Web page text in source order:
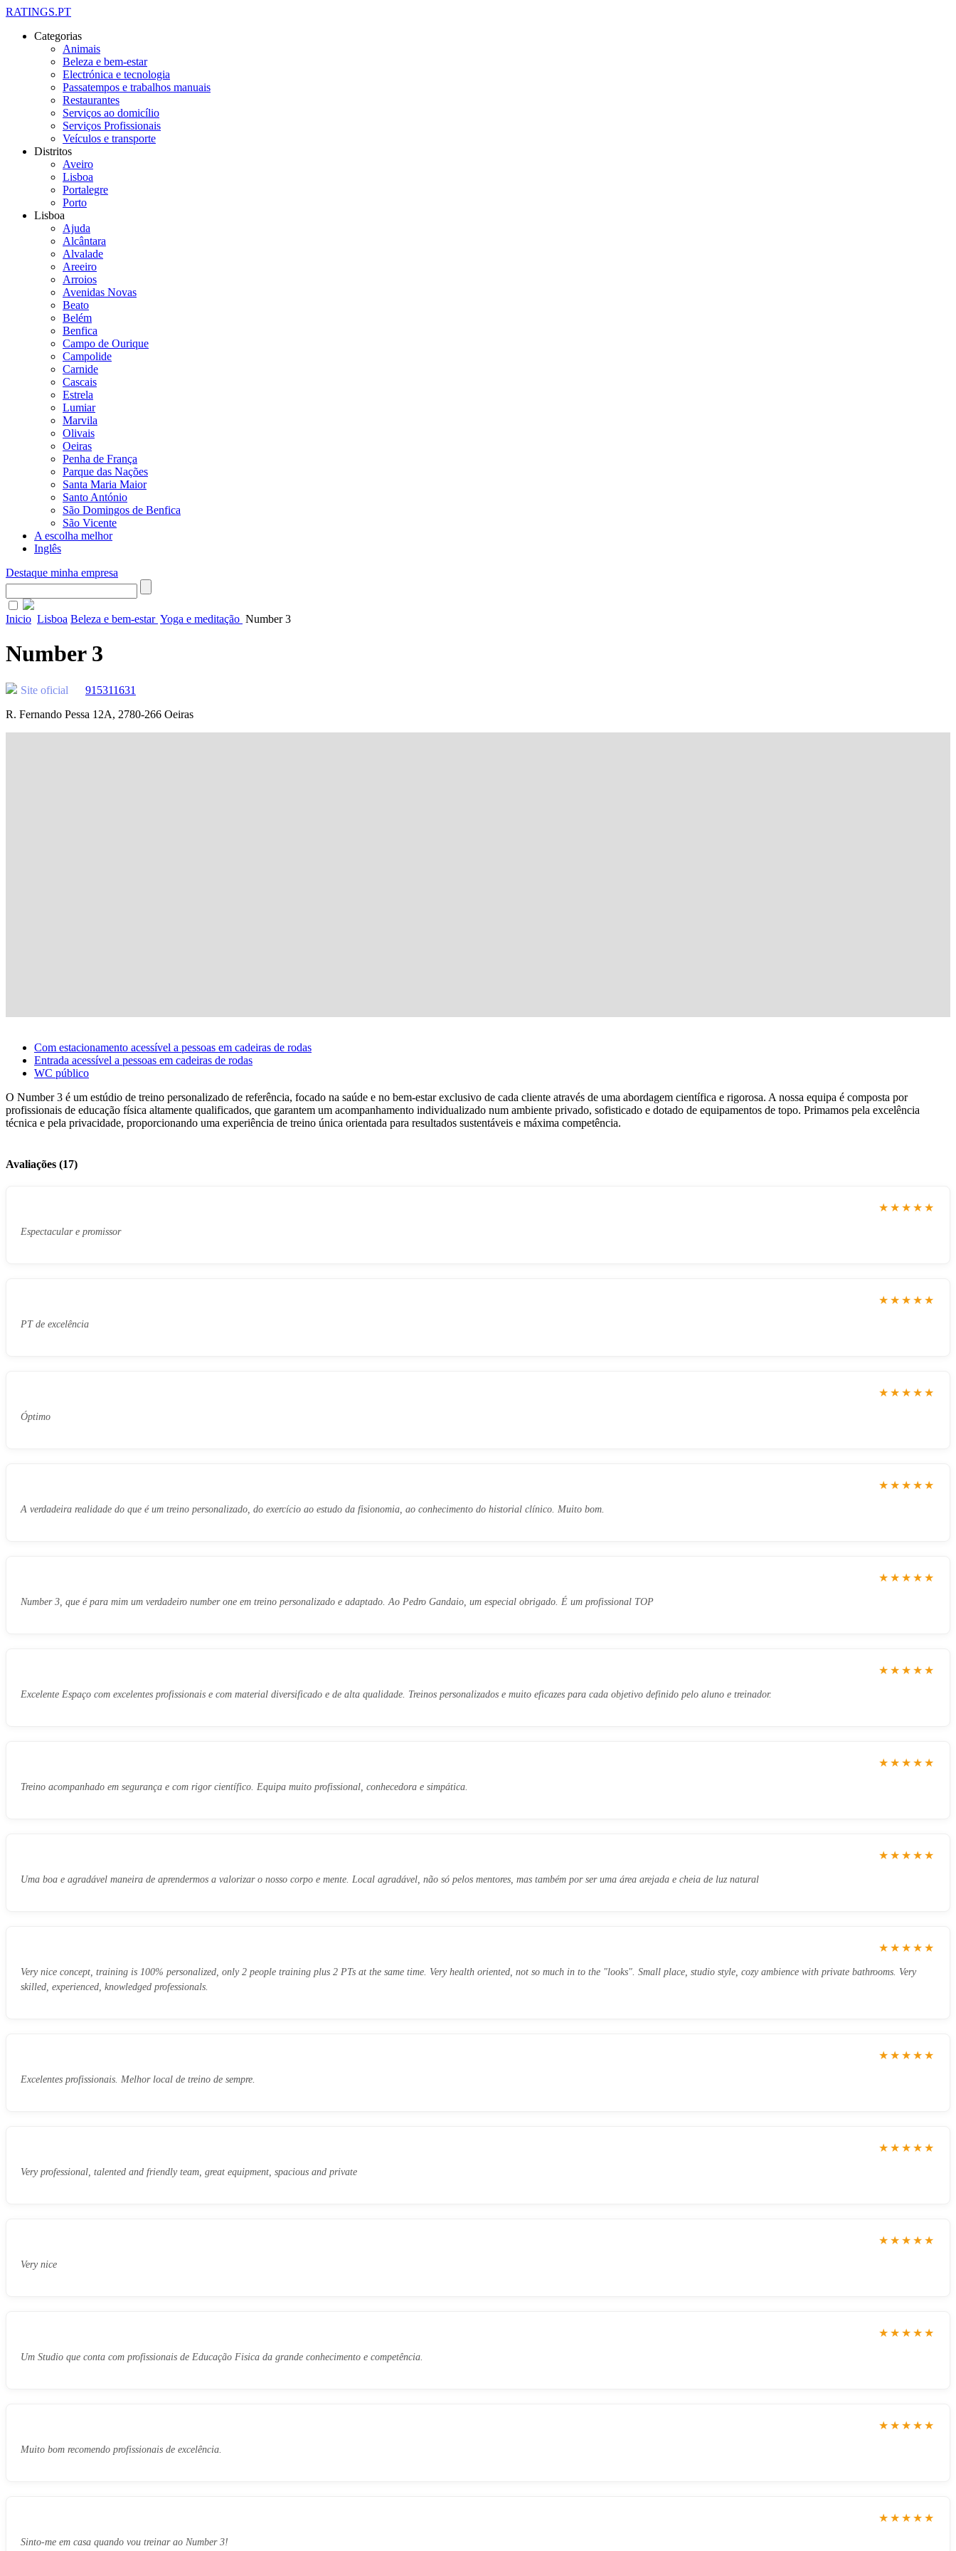
RATINGS.PT
Categorias
Animais
Beleza e bem-estar
Electrónica e tecnologia
Passatempos e trabalhos manuais
Restaurantes
Serviços ao domicílio
Serviços Profissionais
Veículos e transporte
Distritos
Aveiro
Lisboa
Portalegre
Porto
Lisboa
Ajuda
Alcântara
Alvalade
Areeiro
Arroios
Avenidas Novas
Beato
Belém
Benfica
Campo de Ourique
Campolide
Carnide
Cascais
Estrela
Lumiar
Marvila
Olivais
Oeiras
Penha de França
Parque das Nações
Santa Maria Maior
Santo António
São Domingos de Benfica
São Vicente
A escolha melhor
Inglês
Destaque minha empresa
Inicio Lisboa Beleza e bem-estar Yoga e meditação Number 3
Number 3
Site oficial
915311631
R. Fernando Pessa 12A, 2780-266 Oeiras
Com estacionamento acessível a pessoas em cadeiras de rodas
Entrada acessível a pessoas em cadeiras de rodas
WC público
O Number 3 é um estúdio de treino personalizado de referência, focado na saúde e no bem-estar exclusivo de cada cliente através de uma abordagem científica e rigorosa. A nossa equipa é composta por
profissionais de educação física altamente qualificados, que garantem um acompanhamento individualizado num ambiente privado, sofisticado e dotado de equipamentos de topo. Primamos pela excelência
técnica e pela privacidade, proporcionando uma experiência de treino única orientada para resultados sustentáveis e máxima competência.
Avaliações (17)
★★★★★
Espectacular e promissor
★★★★★
PT de excelência
★★★★★
Óptimo
★★★★★
A verdadeira realidade do que é um treino personalizado, do exercício ao estudo da fisionomia, ao conhecimento do historial clínico. Muito bom.
★★★★★
Number 3, que é para mim um verdadeiro number one em treino personalizado e adaptado. Ao Pedro Gandaio, um especial obrigado. É um profissional TOP
★★★★★
Excelente Espaço com excelentes profissionais e com material diversificado e de alta qualidade. Treinos personalizados e muito eficazes para cada objetivo definido pelo aluno e treinador.
★★★★★
Treino acompanhado em segurança e com rigor científico. Equipa muito profissional, conhecedora e simpática.
★★★★★
Uma boa e agradável maneira de aprendermos a valorizar o nosso corpo e mente. Local agradável, não só pelos mentores, mas também por ser uma área arejada e cheia de luz natural
★★★★★
Very nice concept, training is 100% personalized, only 2 people training plus 2 PTs at the same time. Very health oriented, not so much in to the "looks". Small place, studio style, cozy ambience with private bathrooms. Very
skilled, experienced, knowledged professionals.
★★★★★
Excelentes profissionais. Melhor local de treino de sempre.
★★★★★
Very professional, talented and friendly team, great equipment, spacious and private
★★★★★
Very nice
★★★★★
Um Studio que conta com profissionais de Educação Fisica da grande conhecimento e competência.
★★★★★
Muito bom recomendo profissionais de excelência.
★★★★★
Sinto-me em casa quando vou treinar ao Number 3!